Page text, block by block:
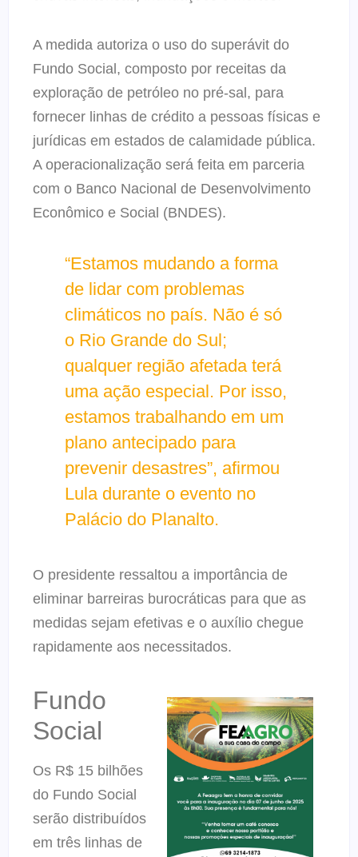
A medida autoriza o uso do superávit do
Fundo Social, composto por receitas da
exploração de petróleo no pré-sal, para
fornecer linhas de crédito a pessoas físicas e
jurídicas em estados de calamidade pública.
A operacionalização será feita em parceria
com o Banco Nacional de Desenvolvimento
Econômico e Social (BNDES).
“Estamos mudando a forma
de lidar com problemas
climáticos no país. Não é só
o Rio Grande do Sul;
qualquer região afetada terá
uma ação especial. Por isso,
estamos trabalhando em um
plano antecipado para
prevenir desastres”, afirmou
Lula durante o evento no
Palácio do Planalto.
O presidente ressaltou a importância de
eliminar barreiras burocráticas para que as
medidas sejam efetivas e o auxílio chegue
rapidamente aos necessitados.
Fundo
Social
Os R$ 15 bilhões
do Fundo Social
serão distribuídos
em três linhas de